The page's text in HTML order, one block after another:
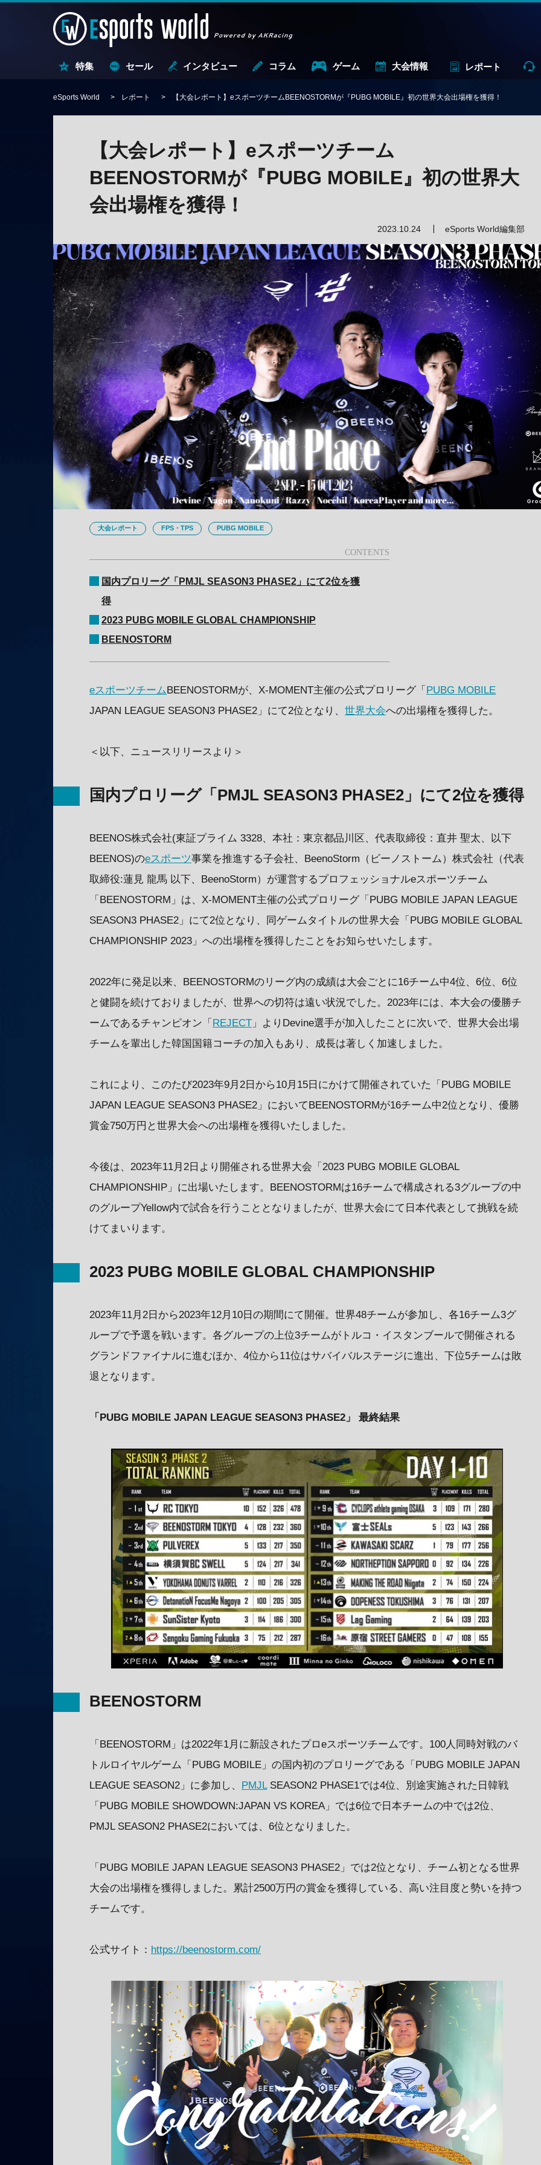
特集 セール インタビュー コラム ゲーム 大会情報 レポート
eSports World レポート 【大会レポート】eスポーツチームBEENOSTORMが『PUBG MOBILE』初の世界大会出場権を獲得！
【大会レポート】eスポーツチーム
BEENOSTORMが『PUBG MOBILE』初の世界大
会出場権を獲得！
2023.10.24 eSports World編集部
大会レポート FPS・TPS PUBG MOBILE
国内プロリーグ「PMJL SEASON3 PHASE2」にて2位を獲
得
2023 PUBG MOBILE GLOBAL CHAMPIONSHIP
BEENOSTORM
eスポーツチームBEENOSTORMが、X-MOMENT主催の公式プロリーグ「 PUBG MOBILE
JAPAN LEAGUE SEASON3 PHASE2」にて2位となり、 世界大会への出場権を獲得した。
＜以下、ニュースリリースより＞
国内プロリーグ「PMJL SEASON3 PHASE2」にて2位を獲得
BEENOS株式会社(東証プライム 3328、本社：東京都品川区、代表取締役：直井 聖太、以下
BEENOS)のeスポーツ事業を推進する子会社、BeenoStorm（ビーノストーム）株式会社（代表
取締役:蓮見 龍馬 以下、BeenoStorm）が運営するプロフェッショナルeスポーツチーム
「BEENOSTORM」は、X-MOMENT主催の公式プロリーグ「PUBG MOBILE JAPAN LEAGUE
SEASON3 PHASE2」にて2位となり、同ゲームタイトルの世界大会「PUBG MOBILE GLOBAL
CHAMPIONSHIP 2023」への出場権を獲得したことをお知らせいたします。
2022年に発足以来、BEENOSTORMのリーグ内の成績は大会ごとに16チーム中4位、6位、6位
と健闘を続けておりましたが、世界への切符は遠い状況でした。2023年には、本大会の優勝チ
ームであるチャンピオン「 REJECT 」よりDevine選手が加入したことに次いで、世界大会出場
チームを輩出した韓国国籍コーチの加入もあり、成長は著しく加速しました。
これにより、このたび2023年9月2日から10月15日にかけて開催されていた「PUBG MOBILE
JAPAN LEAGUE SEASON3 PHASE2」においてBEENOSTORMが16チーム中2位となり、優勝
賞金750万円と世界大会への出場権を獲得いたしました。
今後は、2023年11月2日より開催される世界大会「2023 PUBG MOBILE GLOBAL
CHAMPIONSHIP」に出場いたします。BEENOSTORMは16チームで構成される3グループの中
のグループYellow内で試合を行うこととなりましたが、世界大会にて日本代表として挑戦を続
けてまいります。
2023 PUBG MOBILE GLOBAL CHAMPIONSHIP
2023年11月2日から2023年12月10日の期間にて開催。世界48チームが参加し、各16チーム3グ
ループで予選を戦います。各グループの上位3チームがトルコ・イスタンブールで開催される
グランドファイナルに進むほか、4位から11位はサバイバルステージに進出、下位5チームは敗
退となります。
「PUBG MOBILE JAPAN LEAGUE SEASON3 PHASE2」 最終結果
BEENOSTORM
「BEENOSTORM」は2022年1月に新設されたプロeスポーツチームです。100人同時対戦のバ
トルロイヤルゲーム「PUBG MOBILE」の国内初のプロリーグである「PUBG MOBILE JAPAN
LEAGUE SEASON2」に参加し、
PMJLSEASON2 PHASE1では4位、別途実施された日韓戦
「PUBG MOBILE SHOWDOWN:JAPAN VS KOREA」では6位で日本チームの中では2位、
PMJL SEASON2 PHASE2においては、6位となりました。
「PUBG MOBILE JAPAN LEAGUE SEASON3 PHASE2」では2位となり、チーム初となる世界
大会の出場権を獲得しました。累計2500万円の賞金を獲得している、高い注目度と勢いを持つ
チームです。
公式サイト： https://beenostorm.com/